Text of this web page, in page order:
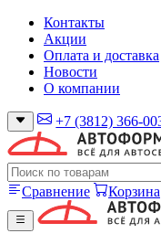
Контакты
Акции
Оплата и доставка
Новости
О компании
+7 (3812) 366-
Сравнение Корзина